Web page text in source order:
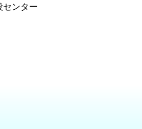
センター